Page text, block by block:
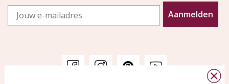
Email
Aanmelden